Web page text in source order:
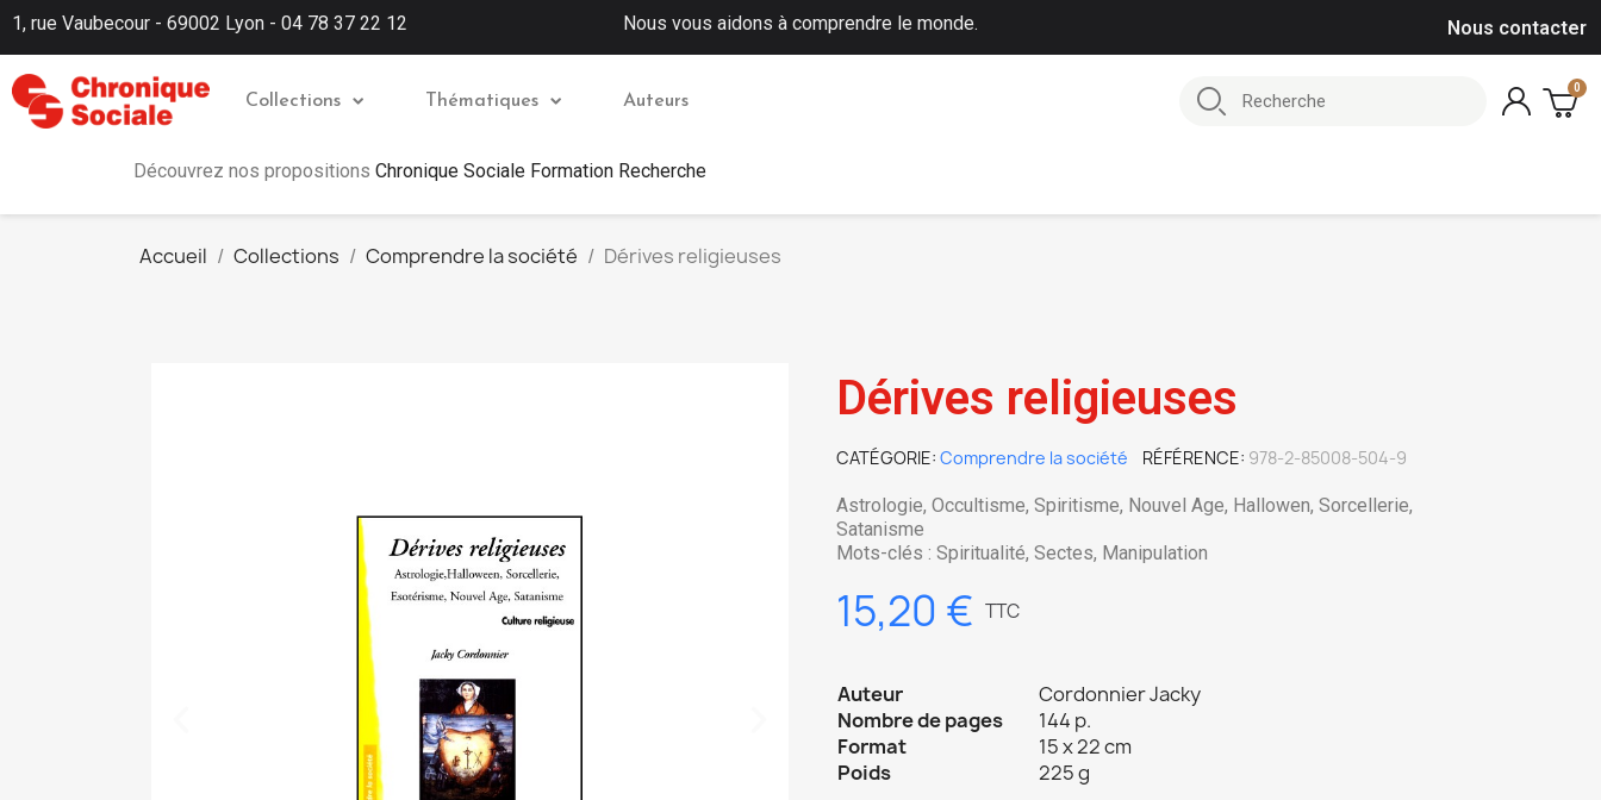
1, rue Vaubecour - 69002 Lyon - 04 78 37 22 12 Nous vous aidons à comprendre le monde. Nous contacter
Collections Thématiques Auteurs
Découvrez nos propositions Chronique Sociale Formation Recherche
Accueil Collections Comprendre la société Dérives religieuses
Dérives religieuses
CATÉGORIE Comprendre la société RÉFÉRENCE 978-2-85008-504-9
Astrologie, Occultisme, Spiritisme, Nouvel Age, Hallowen, Sorcellerie,
Satanisme
Mots-clés : Spiritualité, Sectes, Manipulation
15,20 € TTC
Auteur
Cordonnier Jacky
Nombre de pages
144 p.
Format
15 x 22 cm
Poids
225 g